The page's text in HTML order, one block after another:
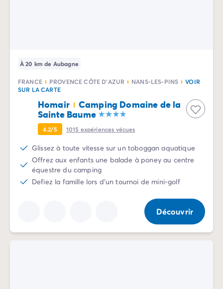
Camping Avignon
Camping Ardèche
Camping Vallon-Pont-d'Arc
Camping Drôme
Camping Haute-Savoie
Camping Annecy
Camping Isère
Camping Savoie
Camping Espagne
Camping Cantabria
Camping Barcelone
À 20 km de Aubagne
FRANCE PROVENCE CÔTE D'AZUR NANS-LES-PINS
VOIR
SUR LA CARTE
Homair
Camping Domaine de la
Sainte Baume
4.2/5 1015 expériences vécues
Glissez à toute vitesse sur un toboggan aquatique
Offrez aux enfants une balade à poney au centre
équestre du camping
Defiez la famille lors d'un tournoi de mini-golf
Découvrir